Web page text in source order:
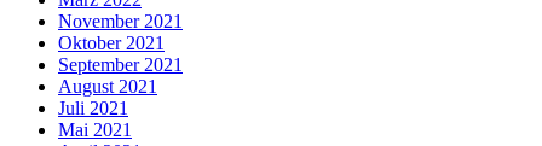
November 2021
Oktober 2021
September 2021
August 2021
Juli 2021
Mai 2021